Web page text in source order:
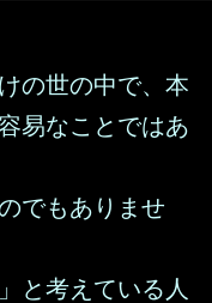
の世の中で、本
易なことではあ
でもありませ
と考えている人